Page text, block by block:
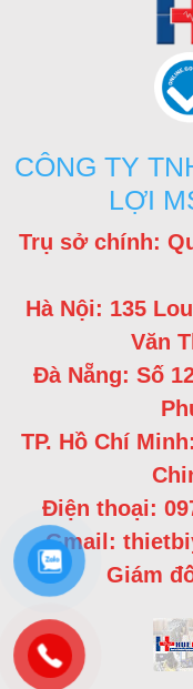
CÔNG TY
LỢI
Trụ sở chính:
Hà Nội: 135
Văn
Đà Nẵng: Số
TP. Hồ Chí
Điện thoại:
Gmail:
Giám